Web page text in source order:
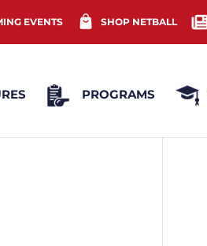
EVENTS SHOP NETBALL
PROGRAMS